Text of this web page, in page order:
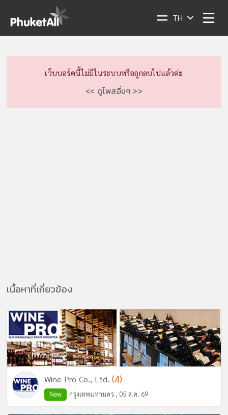
TH
เว็บบอร์ดนี้ไม่มีในระบบหรือถูกลบไปแล้วค่ะ
<< ดูโพสอื่นๆ >>
เนื้อหาที่เกี่ยวข้อง
Wine Pro Co., Ltd. (4)
New กรุงเทพมหานคร , 05 ส.ค. 69